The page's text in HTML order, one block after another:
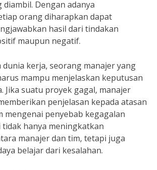
Dengan adanya
orang diharapkan dapat
hasil dari tindakan
maupun negatif.
dunia kerja, seorang manajer yang
mampu menjelaskan keputusan
Jika suatu proyek gagal, manajer
penjelasan kepada atasan
mengenai penyebab kegagalan
hanya meningkatkan
manajer dan tim, tetapi juga
belajar dari kesalahan.